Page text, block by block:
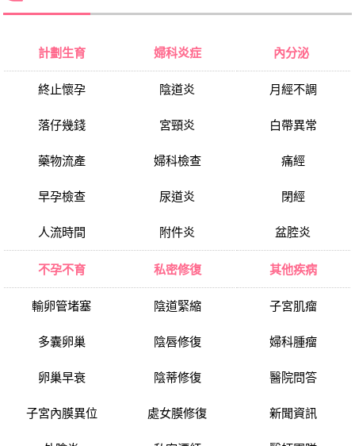
計劃生育
終止懷孕
落仔幾錢
藥物流產
早孕檢查
人流時間
婦科炎症
陰道炎
宮頸炎
婦科檢查
尿道炎
附件炎
內分泌
月經不調
白帶異常
痛經
閉經
盆腔炎
不孕不育
輸卵管堵塞
多囊卵巢
卵巢早衰
子宮內膜異位
私密修復
陰道緊縮
陰唇修復
陰蒂修復
處女膜修復
其他疾病
子宮肌瘤
婦科腫瘤
醫院問答
新聞資訊